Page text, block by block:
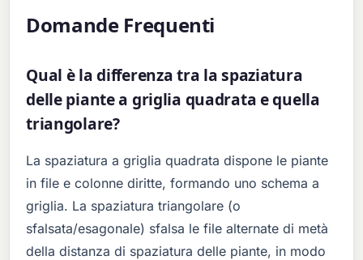
Domande Frequenti
Qual è la differenza tra la spaziatura
delle piante a griglia quadrata e quella
triangolare?
La spaziatura a griglia quadrata dispone le piante
in file e colonne diritte, formando uno schema a
griglia. La spaziatura triangolare (o
sfalsata/esagonale) sfalsa le file alternate di metà
della distanza di spaziatura delle piante, in modo